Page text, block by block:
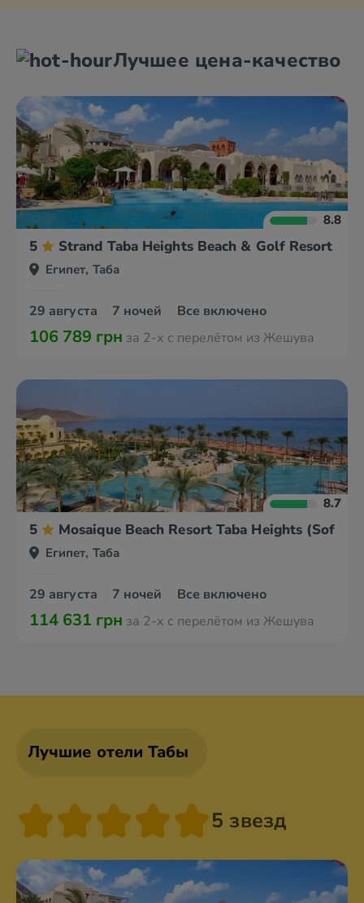
Лучшее цена-качество
8.8
5 Strand Taba Heights Beach & Golf Resort
Египет, Таба
29 августа 7 ночей Все включено
106 789 грн за 2-х с перелётом из Жешува
8.7
5 Mosaique Beach Resort Taba Heights (Sofitel)
Египет, Таба
29 августа 7 ночей Все включено
114 631 грн за 2-х с перелётом из Жешува
Лучшие отели Табы
5 звезд